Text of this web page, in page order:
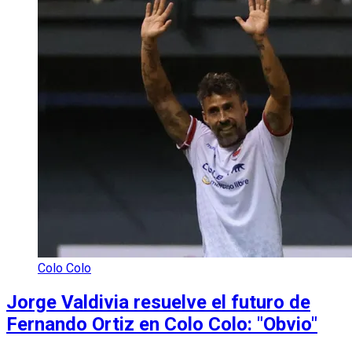
Colo Colo
Jorge Valdivia resuelve el futuro de
Fernando Ortiz en Colo Colo: "Obvio"